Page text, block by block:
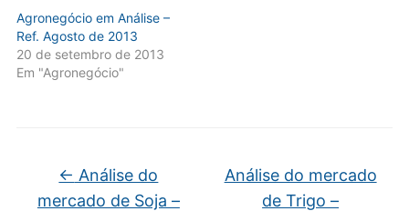
Agronegócio em Análise –
Ref. Agosto de 2013
20 de setembro de 2013
Em "Agronegócio"
← Análise do
mercado de Soja –
Análise do mercado
de Trigo –